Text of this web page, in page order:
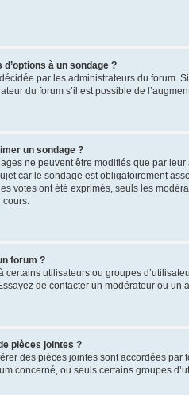
à un sondage ?
par les administrateurs du
du forum s’il est possible de
un sondage ?
ne peuvent être modifiés que par
car le sondage est obligatoirement
votes ont été exprimés, seuls les
cours.
forum ?
certains utilisateurs ou groupes
de contacter un modérateur ou
pièces jointes ?
des pièces jointes sont accordées
concerné, ou seuls certains groupes